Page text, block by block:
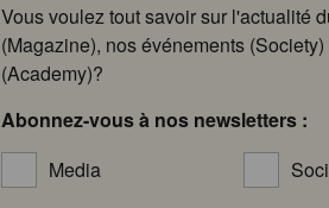
Vous voulez tout savoir sur l'actualité
(Magazine), nos événements
(Academy)?
Abonnez-vous à nos newsletters :
Media